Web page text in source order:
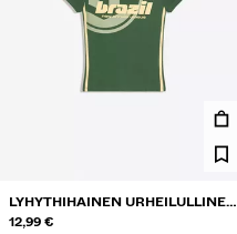
LYHYTHIHAINEN URHEILULLINEN
PRINTTI-T-PAITA
12,99 €